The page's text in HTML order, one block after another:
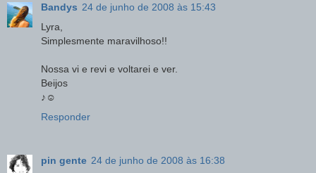
Bandys 24 de junho de 2008 às 15:43
Lyra,
Simplesmente maravilhoso!!
Nossa vi e revi e voltarei e ver.
Beijos
♪☺
Responder
pin gente 24 de junho de 2008 às 16:38